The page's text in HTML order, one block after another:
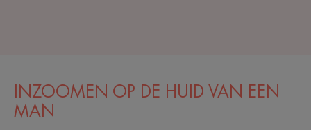
INZOOMEN OP DE HUID VAN EEN
MAN